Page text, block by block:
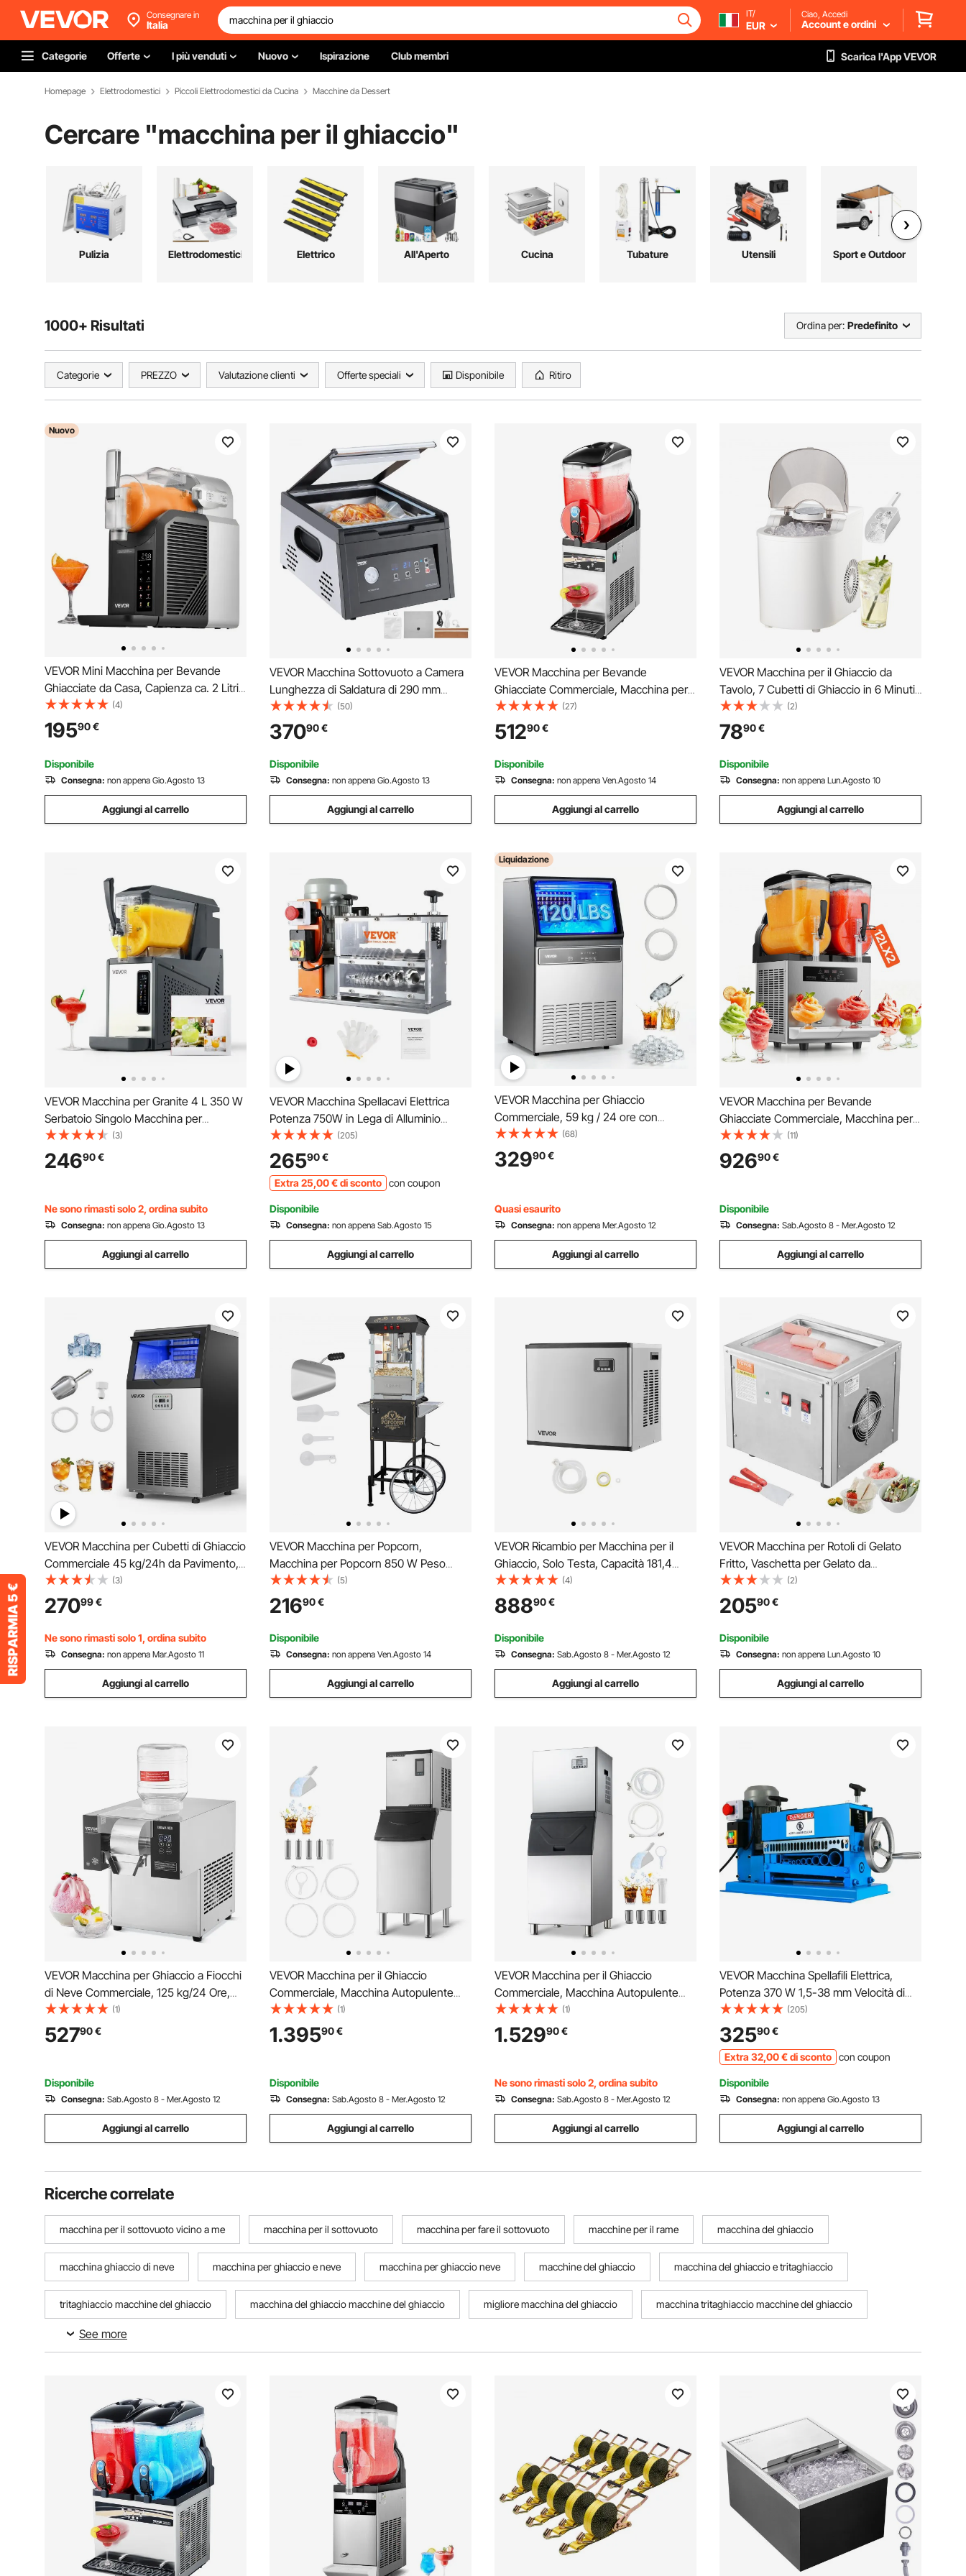
Consegnare in
Italia
IT/
EUR
Ciao, Accedi
Account e ordini
Categorie Offerte I più venduti Nuovo Ispirazione Club membri Scarica l'App VEVOR
Homepage Elettrodomestici Piccoli Elettrodomestici da Cucina Macchine da Dessert
Cercare "macchina per il ghiaccio"
Pulizia Elettrodomestici Elettrico All'Aperto Cucina Tubature Utensili Sport e Outdoor
1000+ Risultati Ordina per: Predefinito
Categorie PREZZO Valutazione clienti Offerte speciali Disponibile Ritiro
Nuovo
VEVOR Mini Macchina per Bevande
Ghiacciate da Casa, Capienza ca. 2 Litri,
Macchina per Frullato Slush Senza
Ghiaccio con Funzione Autopulizia,
Bevande Fredde, 6 Programmi
Preimpostati, Uso Domestico
(4)
19590€
Disponibile
Consegna: non appena Gio.Agosto 13
Aggiungi al carrello
VEVOR Macchina Sottovuoto a Camera
Lunghezza di Saldatura di 290 mm
Potenza della Pompa a Vuoto da 380 W,
Macchina per il Confezionamento di
Sacchetti Sigillanti per Alimenti Umidi,
Carne
(50)
37090€
Disponibile
Consegna: non appena Gio.Agosto 13
Aggiungi al carrello
VEVOR Macchina per Bevande
Ghiacciate Commerciale, Macchina per
Bevande Fredde da 15 Litri Drink Frullati
Margarita in Acciaio Inox, Frullatore per
Slush per Feste Ristoranti, Caffetterie,
Bar
(27)
51290€
Disponibile
Consegna: non appena Ven.Agosto 14
Aggiungi al carrello
VEVOR Macchina per il Ghiaccio da
Tavolo, 7 Cubetti di Ghiaccio in 6 Minuti,
11,8 kg al Giorno, Macchina Autopulente
con Paletta, con 2 Dimensioni Raccolto
per Casa, Cucina, Ufficio, Bar, Feste
(2)
7890€
Disponibile
Consegna: non appena Lun.Agosto 10
Aggiungi al carrello
VEVOR Macchina per Granite 4 L 350 W
Serbatoio Singolo Macchina per
Bevande Ghiacciate Succo Fredde
Cocktail, Funzione Autopulente per
Preparazione Frappé, Milkshake, Frullati
(3)
24690€
Ne sono rimasti solo 2, ordina subito
Consegna: non appena Gio.Agosto 13
Aggiungi al carrello
VEVOR Macchina Spellacavi Elettrica
Potenza 750W in Lega di Alluminio
Calibro tra 1,5-32 mm, Macchinetta
Spellafili Elettrica per Cablaggio Cavi
Elettrici 48 x 30 x 38cm, Macchina
Elettrica Spellacavi
(205)
26590€
Extra 25,00€di sconto con coupon
Disponibile
Consegna: non appena Sab.Agosto 15
Aggiungi al carrello
Liquidazione
VEVOR Macchina per Ghiaccio
Commerciale, 59 kg / 24 ore con
Capacità di Stoccaggio 8,6-15kg, 45
Cubetti per Ciclo, Macchina per Ghiaccio
Sottobanco in Acciaio Inox con Display a
(68)
32990€
Quasi esaurito
Consegna: non appena Mer.Agosto 12
Aggiungi al carrello
VEVOR Macchina per Bevande
Ghiacciate Commerciale, Macchina per
Bevande Fredde a Doppio Serbatoio 2 x
12 Litri, Macchina per Bevande Smoothie
Drink in Acciaio Inox da Bar Ristorante
(11)
92690€
Disponibile
Consegna: Sab.Agosto 8 - Mer.Agosto 12
Aggiungi al carrello
VEVOR Macchina per Cubetti di Ghiaccio
Commerciale 45 kg/24h da Pavimento,
Fabbricatore per Cubetti di Ghiaccio
Capacità di Stoccaggio 7,3-13,3 kg in
Acciaio Inox Display LED Funzione
Autopulente Bar Hotel
(3)
27099€
Ne sono rimasti solo 1, ordina subito
Consegna: non appena Mar.Agosto 11
Aggiungi al carrello
VEVOR Macchina per Popcorn,
Macchina per Popcorn 850 W Peso
18,74 kg Bollitore 0,22 kg per 48 Tazze
per Lotto, Popcorn Macchina Dotato di
Vetro Temperato,Include 4 Misurini, Stile
Cinema, Nero
(5)
21690€
Disponibile
Consegna: non appena Ven.Agosto 14
Aggiungi al carrello
VEVOR Ricambio per Macchina per il
Ghiaccio, Solo Testa, Capacità 181,4
kg/24 Ore, Macchina per il Ghiaccio in
Acciaio Inox, Autopulente e
Temporizzata, per Cucina, Bar,
Ristorante
(4)
88890€
Disponibile
Consegna: Sab.Agosto 8 - Mer.Agosto 12
Aggiungi al carrello
VEVOR Macchina per Rotoli di Gelato
Fritto, Vaschetta per Gelato da
28x24cm, Macchina per Gelato
Arrotolato Tailandese in Acciaio Inox, per
Gelato, Yogurt Congelato, Specialità
Dolci Fatto in Casa
(2)
20590€
Disponibile
Consegna: non appena Lun.Agosto 10
Aggiungi al carrello
VEVOR Macchina per Ghiaccio a Fiocchi
di Neve Commerciale, 125 kg/24 Ore,
Macchina per Ghiaccio Tritato in Acciaio
Inox, Sistema di Raffreddamento ad Aria
per Dissipazione Calore, per Panetteria,
(1)
52790€
Disponibile
Consegna: Sab.Agosto 8 - Mer.Agosto 12
Aggiungi al carrello
VEVOR Macchina per il Ghiaccio
Commerciale, Macchina Autopulente
per il Ghiaccio da 136 kg 24 Ore con
Contenitore di Stoccaggio in Acciaio
Inox da 136 kg, con Touchscreen per
(1)
1.39590€
Disponibile
Consegna: Sab.Agosto 8 - Mer.Agosto 12
Aggiungi al carrello
VEVOR Macchina per il Ghiaccio
Commerciale, Macchina Autopulente
per il Ghiaccio da 181 kg 24 Ore con
Contenitore di Stoccaggio in Acciaio
Inox da 136 kg, con Touchscreen per
(1)
1.52990€
Ne sono rimasti solo 2, ordina subito
Consegna: Sab.Agosto 8 - Mer.Agosto 12
Aggiungi al carrello
VEVOR Macchina Spellafili Elettrica,
Potenza 370 W 1,5-38 mm Velocità di
Taglio 27 m/min Spelacavi Portatile per Il
Riciclaggio del Rame in Lega di Alluminio
per Rimuovere L'Isolamento in Plastica e
Gomma.
(205)
32590€
Extra 32,00€di sconto con coupon
Disponibile
Consegna: non appena Gio.Agosto 13
Aggiungi al carrello
Ricerche correlate
macchina per il sottovuoto vicino a me macchina per il sottovuoto macchina per fare il sottovuoto macchine per il rame macchina del ghiaccio
macchina ghiaccio di neve macchina per ghiaccio e neve macchina per ghiaccio neve macchine del ghiaccio macchina del ghiaccio e tritaghiaccio
tritaghiaccio macchine del ghiaccio macchina del ghiaccio macchine del ghiaccio migliore macchina del ghiaccio macchina tritaghiaccio macchine del ghiaccio
macchina per granite macchine del ghiaccio
See more